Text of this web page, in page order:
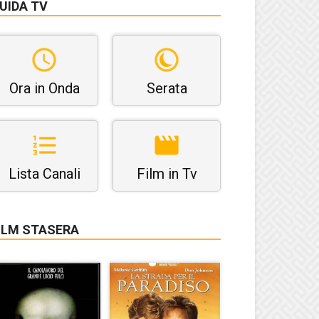
TV
Ora in Onda Serata
Lista Canali Film in Tv
STASERA